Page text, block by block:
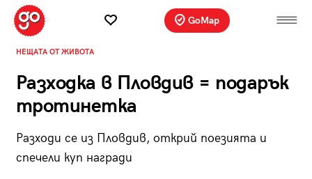
GoMap
НЕЩАТА ОТ ЖИВОТА
Разходка в Пловдив = подарък
тротинетка
Разходи се из Пловдив, открий поезията и
спечели куп награди